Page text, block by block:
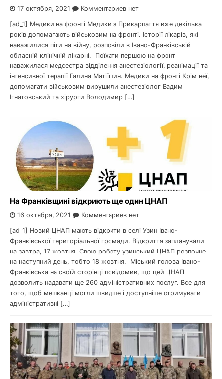
17 октября, 2021 Комментариев нет
[ad_1] Медики на фронті Медики з Прикарпаття вже декілька
років допомагають військовим на фронті. Історії лікарів, які
наважилися піти на війну, розповіли в Івано-Франківській
обласній клінічній лікарні. Поїхати першою на фронт
наважилася медсестра відділення анестезіології, реанімації та
інтенсивної терапії Галина Матіїшин. Медики на фронті Крім неї,
допомагати військовим вирушили анестезіолог Вадим
Ігнатовський та хірурги Володимир […]
На Франківщині відкриють ще один ЦНАП
16 октября, 2021 Комментариев нет
[ad_1] Новий ЦНАП мають відкрити в селі Узин Івано-
Франківської територіальної громади. Відкриття запланували
на завтра, 17 жовтня. Свою роботу узинський ЦНАП розпочне
на наступний день, тобто 18 жовтня. Міський голова Івано-
Франківська на своїй сторінці повідомив, що цей ЦНАП
дозволить надавати ще 260 адміністративних послуг. Все для
того, щоб мешканці могли швидше і доступніше отримувати
адміністративні […]